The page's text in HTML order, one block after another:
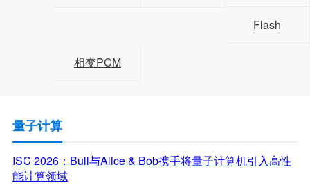
Flash
相变PCM
量子计算
ISC 2026：Bull与Alice & Bob携手将量子计算机引入高性
能计算领域